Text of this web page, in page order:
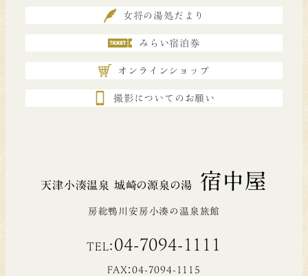
女将の湯処だより
みらい宿泊券
オンラインショップ
撮影についてのお願い
天津小湊温泉 城崎の源泉の湯 宿中屋
房総鴨川安房小湊の温泉旅館
TEL： 04-7094-1111
FAX：04-7094-1115